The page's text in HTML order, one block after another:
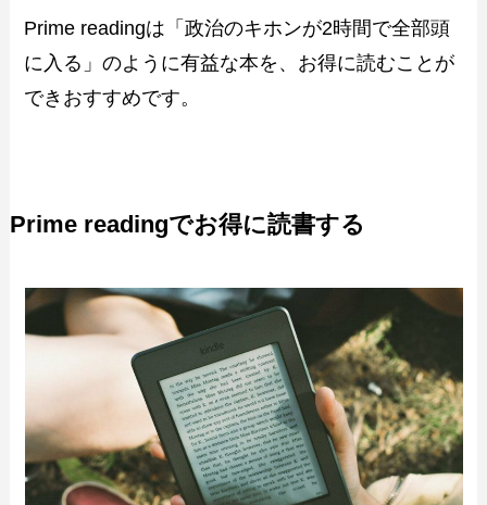
Prime readingは「政治のキホンが2時間で全部頭
に入る」のように有益な本を、お得に読むことが
できおすすめです。
Prime readingでお得に読書する